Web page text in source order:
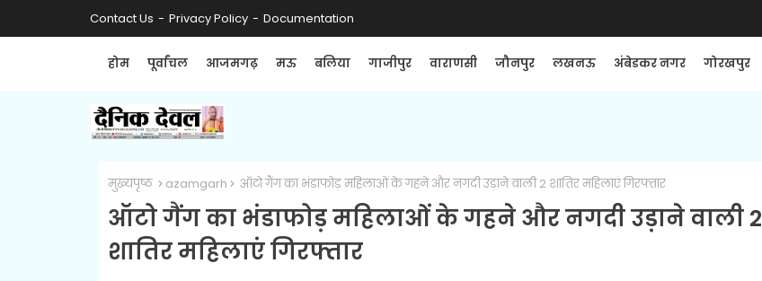
Contact Us Privacy Policy Documentation
होम पूर्वांचल आजमगढ़ मऊ बलिया गाजीपुर वाराणसी जौनपुर लखनऊ अंबेडकर नगर गोरखपुर
मुख्यपृष्ठ azamgarh ऑटो गैंग का भंडाफोड़ महिलाओं के गहने और नगदी उड़ाने वाली 2 शातिर महिलाएं गिरफ्तार
ऑटो गैंग का भंडाफोड़ महिलाओं के गहने और नगदी उड़ाने वाली 2
शातिर महिलाएं गिरफ्तार